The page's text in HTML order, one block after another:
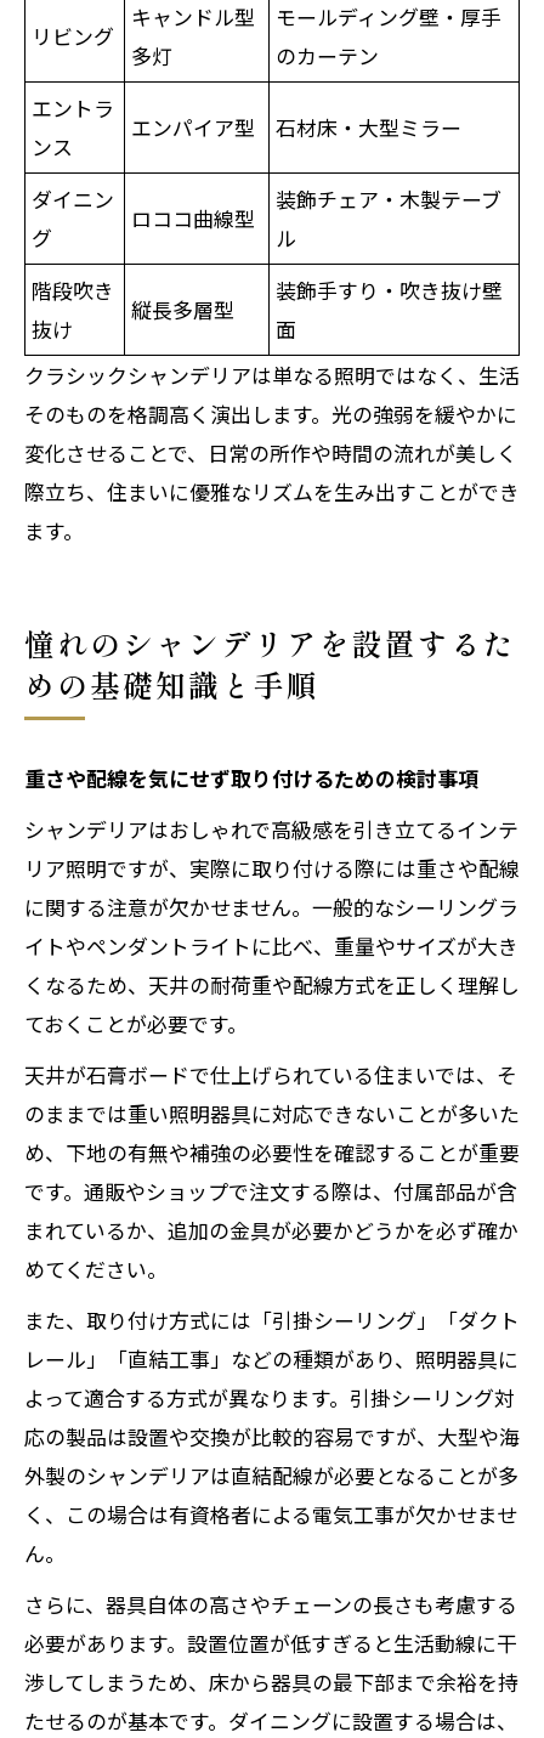
リビング
キャンドル型
多灯
モールディング壁・厚手
のカーテン
エントラ
ンス
エンパイア型 石材床・大型ミラー
ダイニン
グ
ロココ曲線型
装飾チェア・木製テーブ
ル
階段吹き
抜け
縦長多層型
装飾手すり・吹き抜け壁
面
クラシックシャンデリアは単なる照明ではなく、生活
そのものを格調高く演出します。光の強弱を緩やかに
変化させることで、日常の所作や時間の流れが美しく
際立ち、住まいに優雅なリズムを生み出すことができ
ます。
憧れのシャンデリアを設置するた
めの基礎知識と手順
重さや配線を気にせず取り付けるための検討事項
シャンデリアはおしゃれで高級感を引き立てるインテ
リア照明ですが、実際に取り付ける際には重さや配線
に関する注意が欠かせません。一般的なシーリングラ
イトやペンダントライトに比べ、重量やサイズが大き
くなるため、天井の耐荷重や配線方式を正しく理解し
ておくことが必要です。
天井が石膏ボードで仕上げられている住まいでは、そ
のままでは重い照明器具に対応できないことが多いた
め、下地の有無や補強の必要性を確認することが重要
です。通販やショップで注文する際は、付属部品が含
まれているか、追加の金具が必要かどうかを必ず確か
めてください。
また、取り付け方式には「引掛シーリング」「ダクト
レール」「直結工事」などの種類があり、照明器具に
よって適合する方式が異なります。引掛シーリング対
応の製品は設置や交換が比較的容易ですが、大型や海
外製のシャンデリアは直結配線が必要となることが多
く、この場合は有資格者による電気工事が欠かせませ
ん。
さらに、器具自体の高さやチェーンの長さも考慮する
必要があります。設置位置が低すぎると生活動線に干
渉してしまうため、床から器具の最下部まで余裕を持
たせるのが基本です。ダイニングに設置する場合は、